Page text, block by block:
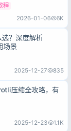
程
2026-01-06 6K
？深度解析
场景
2025-12-27 835
压缩全攻略，有
2025-12-23 1.1K